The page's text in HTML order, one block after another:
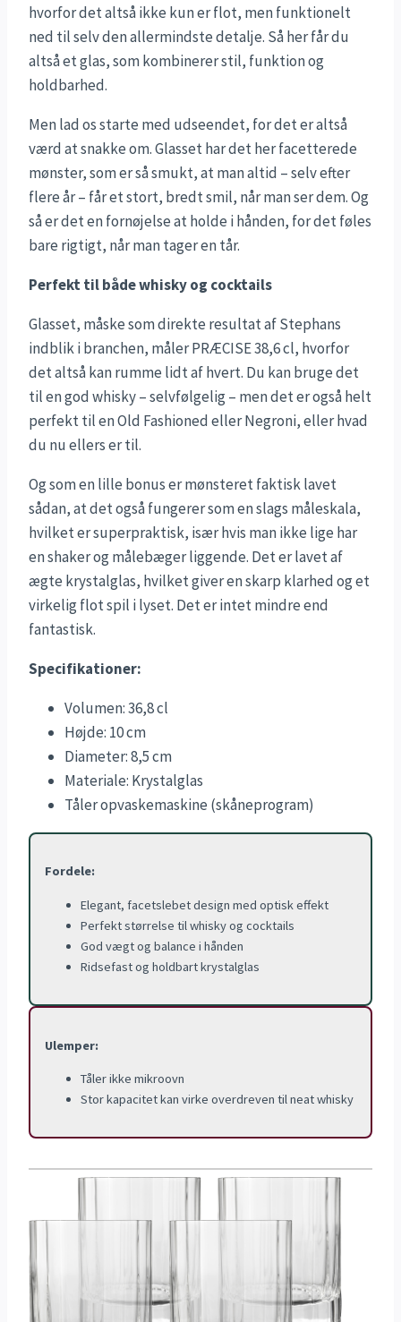
hvorfor det altså ikke kun er flot, men funktionelt
ned til selv den allermindste detalje. Så her får du
altså et glas, som kombinerer stil, funktion og
holdbarhed.
Men lad os starte med udseendet, for det er altså
værd at snakke om. Glasset har det her facetterede
mønster, som er så smukt, at man altid – selv efter
flere år – får et stort, bredt smil, når man ser dem. Og
så er det en fornøjelse at holde i hånden, for det føles
bare rigtigt, når man tager en tår.
Perfekt til både whisky og cocktails
Glasset, måske som direkte resultat af Stephans
indblik i branchen, måler PRÆCISE 38,6 cl, hvorfor
det altså kan rumme lidt af hvert. Du kan bruge det
til en god whisky – selvfølgelig – men det er også helt
perfekt til en Old Fashioned eller Negroni, eller hvad
du nu ellers er til.
Og som en lille bonus er mønsteret faktisk lavet
sådan, at det også fungerer som en slags måleskala,
hvilket er superpraktisk, især hvis man ikke lige har
en shaker og målebæger liggende. Det er lavet af
ægte krystalglas, hvilket giver en skarp klarhed og et
virkelig flot spil i lyset. Det er intet mindre end
fantastisk.
Specifikationer:
Volumen: 36,8 cl
Højde: 10 cm
Diameter: 8,5 cm
Materiale: Krystalglas
Tåler opvaskemaskine (skåneprogram)
Fordele:
Elegant, facetslebet design med optisk effekt
Perfekt størrelse til whisky og cocktails
God vægt og balance i hånden
Ridsefast og holdbart krystalglas
Ulemper:
Tåler ikke mikroovn
Stor kapacitet kan virke overdreven til neat whisky